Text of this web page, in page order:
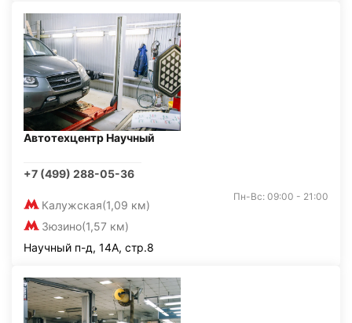
Автотехцентр Научный
+7 (499) 288-05-36
Калужская(1,09 км)
Зюзино(1,57 км)
Пн-Вс: 09:00 - 21:00
Научный п-д, 14А, стр.8